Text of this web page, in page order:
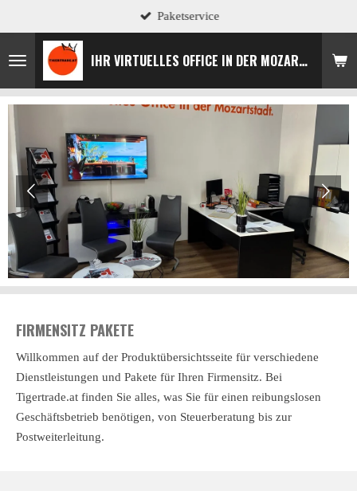
Hauptinhalt
springen
IHR VIRTUELLES OFFICE IN DER MOZARTSTADT
Paketservice
FIRMENSITZ PAKETE
Willkommen auf der Produktübersichtsseite für verschiedene
Dienstleistungen und Pakete für Ihren Firmensitz. Bei
Tigertrade.at finden Sie alles, was Sie für einen reibungslosen
Geschäftsbetrieb benötigen, von Steuerberatung bis zur
Postweiterleitung.